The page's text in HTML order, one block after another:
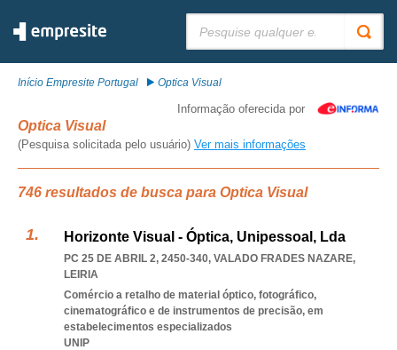
Início Empresite Portugal Optica Visual
Informação oferecida por
Optica Visual
(Pesquisa solicitada pelo usuário) Ver mais informações
746 resultados de busca para Optica Visual
Horizonte Visual - Óptica, Unipessoal, Lda
PC 25 DE ABRIL 2, 2450-340, VALADO FRADES NAZARE,
LEIRIA
Comércio a retalho de material óptico, fotográfico,
cinematográfico e de instrumentos de precisão, em
estabelecimentos especializados
UNIP